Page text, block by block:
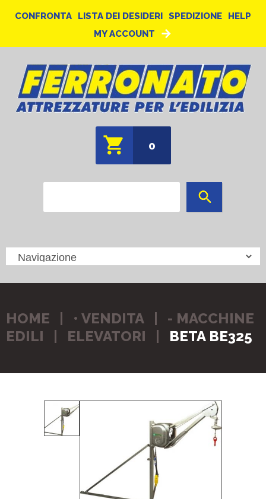
CONFRONTA LISTA DEI DESIDERI SPEDIZIONE
HELP
MY ACCOUNT
0
HOME • VENDITA
- MACCHINE
EDILI
ELEVATORI BETA BE325